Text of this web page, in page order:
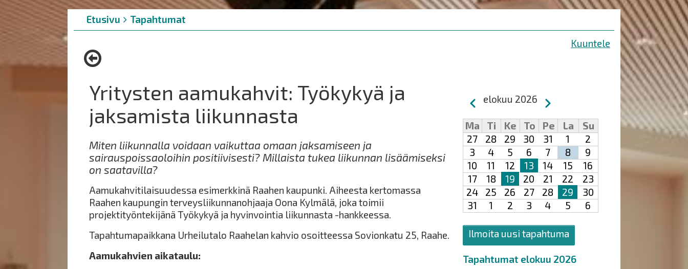
Murupolku
You
are
Etusivu Tapahtumat
Kuuntele
Yritysten aamukahvit: Työkykyä ja
jaksamista liikunnasta
Miten liikunnalla voidaan vaikuttaa omaan jaksamiseen ja
sairauspoissaoloihin positiivisesti? Millaista tukea liikunnan lisäämiseksi
on saatavilla?
Aamukahvitilaisuudessa esimerkkinä Raahen kaupunki. Aiheesta kertomassa
Raahen kaupungin terveysliikunnanohjaaja Oona Kylmälä, joka toimii
projektityöntekijänä Työkykyä ja hyvinvointia liikunnasta -hankkeessa.
Tapahtumapaikkana Urheilutalo Raahelan kahvio osoitteessa Sovionkatu 25, Raahe.
Aamukahvien aikataulu:
Sivutus
Edellinen
elokuu 2026
Seuraava
Ma
Ti Ke To Pe La
Su
27
28 29 30 31 1
2
3
4 5 6 7 8
9
10
11 12 13 14 15
16
17
18 19 20 21 22
23
24
25 26 27 28 29
30
31
1 2 3 4 5 6
Ilmoita uusi tapahtuma
Tapahtumat elokuu 2026